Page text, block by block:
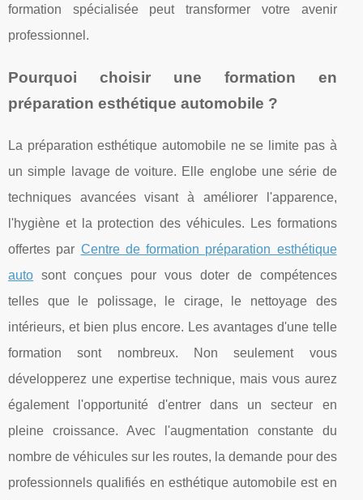
formation spécialisée peut transformer votre avenir
professionnel.
Pourquoi choisir une formation en
préparation esthétique automobile ?
La préparation esthétique automobile ne se limite pas à
un simple lavage de voiture. Elle englobe une série de
techniques avancées visant à améliorer l'apparence,
l'hygiène et la protection des véhicules. Les formations
offertes par Centre de formation préparation esthétique
auto sont conçues pour vous doter de compétences
telles que le polissage, le cirage, le nettoyage des
intérieurs, et bien plus encore. Les avantages d'une telle
formation sont nombreux. Non seulement vous
développerez une expertise technique, mais vous aurez
également l'opportunité d'entrer dans un secteur en
pleine croissance. Avec l'augmentation constante du
nombre de véhicules sur les routes, la demande pour des
professionnels qualifiés en esthétique automobile est en